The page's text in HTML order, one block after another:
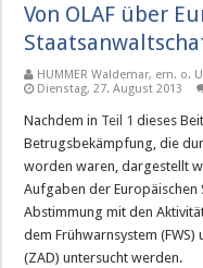
Von OLAF über
HUMMER Waldemar, em. o.
Dienstag, 27. August 2013
Nachdem in Teil 1 dieses
Betrugsbekämpfung, die
worden waren, dargestellt
Aufgaben der
Abstimmung mit den
dem Frühwarnsystem
(ZAD) untersucht werden.